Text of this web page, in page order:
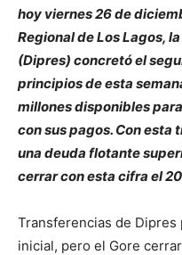
hoy viernes 26 de
Regional de Los Lagos,
(Dipres) concretó el
principios de esta
millones disponibles
con sus pagos. Con
una deuda flotante
cerrar con esta cifra el
Transferencias de
inicial, pero el Gore